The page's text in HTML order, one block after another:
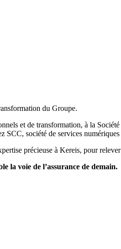
du Groupe.
et de transformation, à la
SCC, société de services
précieuse à Kereis, pour
la voie de l’assurance de demain.